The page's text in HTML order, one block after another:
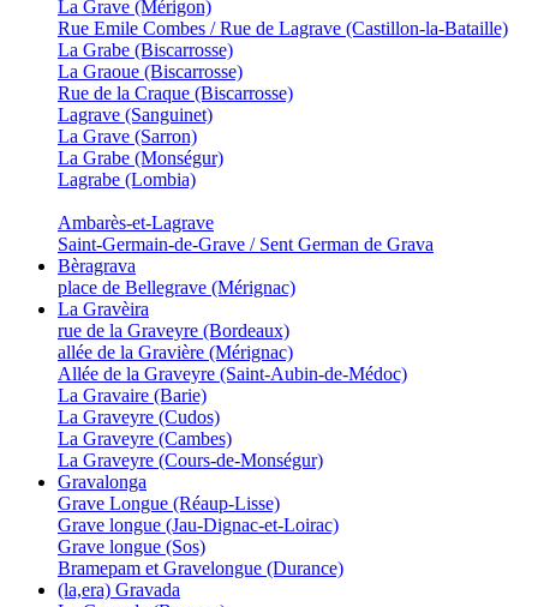
La Grave (Mérigon)
Rue Emile Combes / Rue de Lagrave (Castillon-la-Bataille)
La Grabe (Biscarrosse)
La Graoue (Biscarrosse)
Rue de la Craque (Biscarrosse)
Lagrave (Sanguinet)
La Grave (Sarron)
La Grabe (Monségur)
Lagrabe (Lombia)
Ambarès-et-Lagrave
Saint-Germain-de-Grave / Sent German de Grava
Bèragrava
place de Bellegrave (Mérignac)
La Gravèira
rue de la Graveyre (Bordeaux)
allée de la Gravière (Mérignac)
Allée de la Graveyre (Saint-Aubin-de-Médoc)
La Gravaire (Barie)
La Graveyre (Cudos)
La Graveyre (Cambes)
La Graveyre (Cours-de-Monségur)
Gravalonga
Grave Longue (Réaup-Lisse)
Grave longue (Jau-Dignac-et-Loirac)
Grave longue (Sos)
Bramepam et Gravelongue (Durance)
(la,era) Gravada